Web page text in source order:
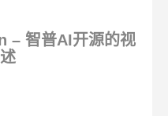
– 智普AI开源的视